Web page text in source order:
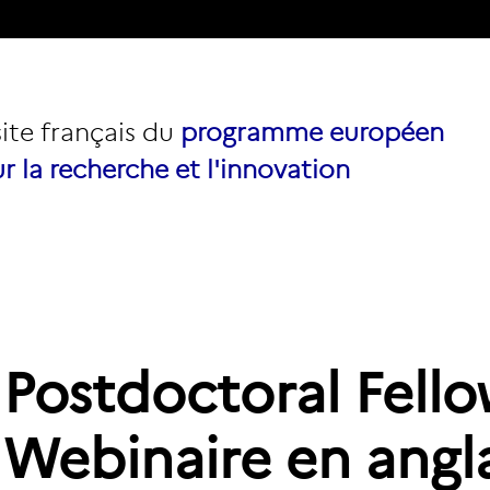
français du programme européen
la recherche et l'innovation
Postdoctoral
Webinaire en